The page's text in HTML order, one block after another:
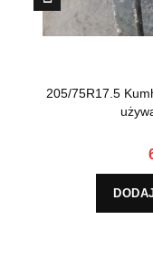
205/75R17.5